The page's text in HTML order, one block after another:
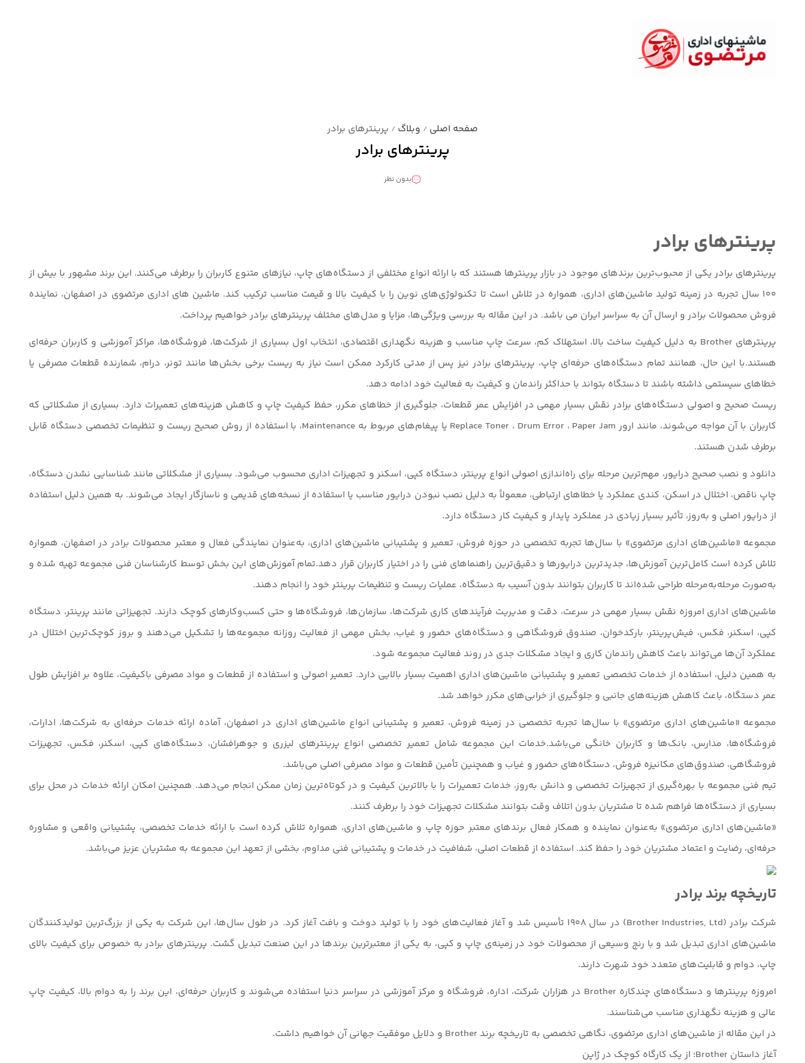
صفحه اصلی / وبلاگ / پرینترهای برادر
پرینترهای برادر
بدون نظر
پرینترهای برادر
پرینترهای برادر یکی از محبوب‌ترین برندهای موجود در بازار پرینترها هستند که با ارائه انواع مختلفی از دستگاه‌های چاپ، نیازهای متنوع کاربران را برطرف می‌کنند. این برند مشهور با بیش از
100 سال تجربه در زمینه تولید ماشین‌های اداری، همواره در تلاش است تا تکنولوژی‌های نوین را با کیفیت بالا و قیمت مناسب ترکیب کند. ماشین های اداری مرتضوی در اصفهان، نماینده
فروش محصولات برادر و ارسال آن به سراسر ایران می باشد. در این مقاله به بررسی ویژگی‌ها، مزایا و مدل‌های مختلف پرینترهای برادر خواهیم پرداخت.
پرینترهای Brother به دلیل کیفیت ساخت بالا، استهلاک کم، سرعت چاپ مناسب و هزینه نگهداری اقتصادی، انتخاب اول بسیاری از شرکت‌ها، فروشگاه‌ها، مراکز آموزشی و کاربران حرفه‌ای
هستند.با این حال، همانند تمام دستگاه‌های حرفه‌ای چاپ، پرینترهای برادر نیز پس از مدتی کارکرد ممکن است نیاز به ریست برخی بخش‌ها مانند تونر، درام، شمارنده قطعات مصرفی یا
خطاهای سیستمی داشته باشند تا دستگاه بتواند با حداکثر راندمان و کیفیت به فعالیت خود ادامه دهد.
ریست صحیح و اصولی دستگاه‌های برادر نقش بسیار مهمی در افزایش عمر قطعات، جلوگیری از خطاهای مکرر، حفظ کیفیت چاپ و کاهش هزینه‌های تعمیرات دارد. بسیاری از مشکلاتی که
کاربران با آن مواجه می‌شوند، مانند ارور Replace Toner ، Drum Error ، Paper Jam یا پیغام‌های مربوط به Maintenance، با استفاده از روش صحیح ریست و تنظیمات تخصصی دستگاه قابل
برطرف شدن هستند.
دانلود و نصب صحیح درایور، مهم‌ترین مرحله برای راه‌اندازی اصولی انواع پرینتر، دستگاه کپی، اسکنر و تجهیزات اداری محسوب می‌شود. بسیاری از مشکلاتی مانند شناسایی نشدن دستگاه،
چاپ ناقص، اختلال در اسکن، کندی عملکرد یا خطاهای ارتباطی، معمولاً به دلیل نصب نبودن درایور مناسب یا استفاده از نسخه‌های قدیمی و ناسازگار ایجاد می‌شوند. به همین دلیل استفاده
از درایور اصلی و به‌روز، تأثیر بسیار زیادی در عملکرد پایدار و کیفیت کار دستگاه دارد.
مجموعه «ماشین‌های اداری مرتضوی» با سال‌ها تجربه تخصصی در حوزه فروش، تعمیر و پشتیبانی ماشین‌های اداری، به‌عنوان نمایندگی فعال و معتبر محصولات برادر در اصفهان، همواره
تلاش کرده است کامل‌ترین آموزش‌ها، جدیدترین درایورها و دقیق‌ترین راهنماهای فنی را در اختیار کاربران قرار دهد.تمام آموزش‌های این بخش توسط کارشناسان فنی مجموعه تهیه شده و
به‌صورت مرحله‌به‌مرحله طراحی شده‌اند تا کاربران بتوانند بدون آسیب به دستگاه، عملیات ریست و تنظیمات پرینتر خود را انجام دهند.
ماشین‌های اداری امروزه نقش بسیار مهمی در سرعت، دقت و مدیریت فرآیندهای کاری شرکت‌ها، سازمان‌ها، فروشگاه‌ها و حتی کسب‌وکارهای کوچک دارند. تجهیزاتی مانند پرینتر، دستگاه
کپی، اسکنر، فکس، فیش‌پرینتر، بارکدخوان، صندوق فروشگاهی و دستگاه‌های حضور و غیاب، بخش مهمی از فعالیت روزانه مجموعه‌ها را تشکیل می‌دهند و بروز کوچک‌ترین اختلال در
عملکرد آن‌ها می‌تواند باعث کاهش راندمان کاری و ایجاد مشکلات جدی در روند فعالیت مجموعه شود.
به همین دلیل، استفاده از خدمات تخصصی تعمیر و پشتیبانی ماشین‌های اداری اهمیت بسیار بالایی دارد. تعمیر اصولی و استفاده از قطعات و مواد مصرفی باکیفیت، علاوه بر افزایش طول
عمر دستگاه، باعث کاهش هزینه‌های جانبی و جلوگیری از خرابی‌های مکرر خواهد شد.
مجموعه «ماشین‌های اداری مرتضوی» با سال‌ها تجربه تخصصی در زمینه فروش، تعمیر و پشتیبانی انواع ماشین‌های اداری در اصفهان، آماده ارائه خدمات حرفه‌ای به شرکت‌ها، ادارات،
فروشگاه‌ها، مدارس، بانک‌ها و کاربران خانگی می‌باشد.خدمات این مجموعه شامل تعمیر تخصصی انواع پرینترهای لیزری و جوهرافشان، دستگاه‌های کپی، اسکنر، فکس، تجهیزات
فروشگاهی، صندوق‌های مکانیزه فروش، دستگاه‌های حضور و غیاب و همچنین تأمین قطعات و مواد مصرفی اصلی می‌باشد.
تیم فنی مجموعه با بهره‌گیری از تجهیزات تخصصی و دانش به‌روز، خدمات تعمیرات را با بالاترین کیفیت و در کوتاه‌ترین زمان ممکن انجام می‌دهد. همچنین امکان ارائه خدمات در محل برای
بسیاری از دستگاه‌ها فراهم شده تا مشتریان بدون اتلاف وقت بتوانند مشکلات تجهیزات خود را برطرف کنند.
«ماشین‌های اداری مرتضوی» به‌عنوان نماینده و همکار فعال برندهای معتبر حوزه چاپ و ماشین‌های اداری، همواره تلاش کرده است با ارائه خدمات تخصصی، پشتیبانی واقعی و مشاوره
حرفه‌ای، رضایت و اعتماد مشتریان خود را حفظ کند. استفاده از قطعات اصلی، شفافیت در خدمات و پشتیبانی فنی مداوم، بخشی از تعهد این مجموعه به مشتریان عزیز می‌باشد.
تاریخچه برند برادر
شرکت برادر (Brother Industries, Ltd) در سال 1908 تأسیس شد و آغاز فعالیت‌های خود را با تولید دوخت و بافت آغاز کرد. در طول سال‌ها، این شرکت به یکی از بزرگ‌ترین تولیدکنندگان
ماشین‌های اداری تبدیل شد و با رنج وسیعی از محصولات خود در زمینه‌ی چاپ و کپی، به یکی از معتبرترین برندها در این صنعت تبدیل گشت. پرینترهای برادر به خصوص برای کیفیت بالای
چاپ، دوام و قابلیت‌های متعدد خود شهرت دارند.
امروزه پرینترها و دستگاه‌های چندکاره Brother در هزاران شرکت، اداره، فروشگاه و مرکز آموزشی در سراسر دنیا استفاده می‌شوند و کاربران حرفه‌ای، این برند را به دوام بالا، کیفیت چاپ
عالی و هزینه نگهداری مناسب می‌شناسند.
در این مقاله از ماشین‌های اداری مرتضوی، نگاهی تخصصی به تاریخچه برند Brother و دلایل موفقیت جهانی آن خواهیم داشت.
آغاز داستان Brother؛ از یک کارگاه کوچک در ژاپن